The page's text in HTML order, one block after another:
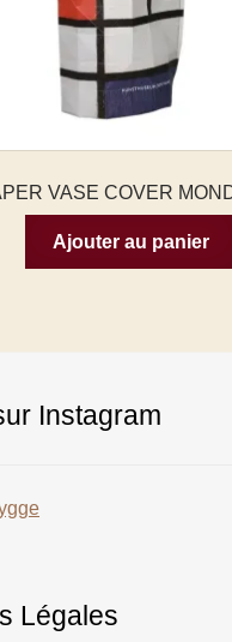
VASE COVER
Ajouter au panier
Instagram
Légales